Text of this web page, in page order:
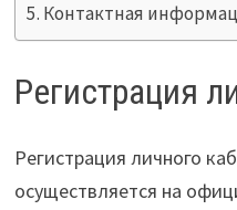
Контактная
Регистрация
Регистрация личного
осуществляется на